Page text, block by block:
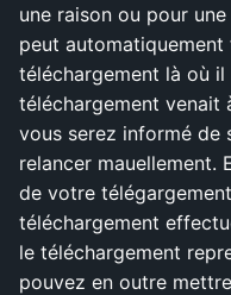
une raison ou pour
peut
téléchargement là où
téléchargement venait
vous serez informé de
relancer mauellement.
de votre
téléchargement
le téléchargement
pouvez en outre